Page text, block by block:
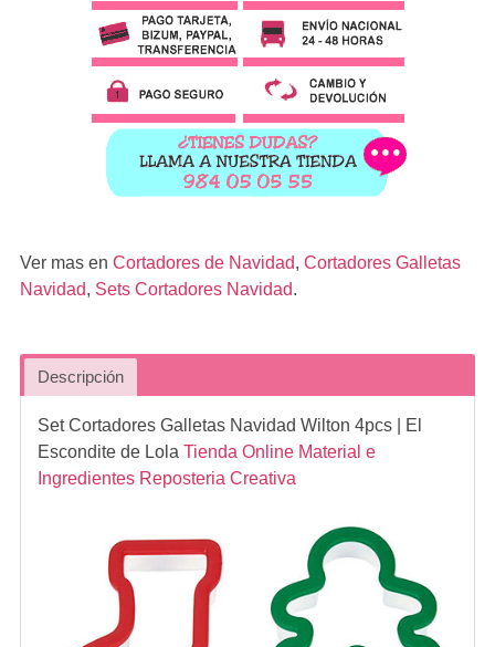
Ver mas en Cortadores de Navidad, Cortadores Galletas
Navidad, Sets Cortadores Navidad.
Descripción
Set Cortadores Galletas Navidad Wilton 4pcs| El
Escondite de Lola Tienda Online Material e
Ingredientes Reposteria Creativa